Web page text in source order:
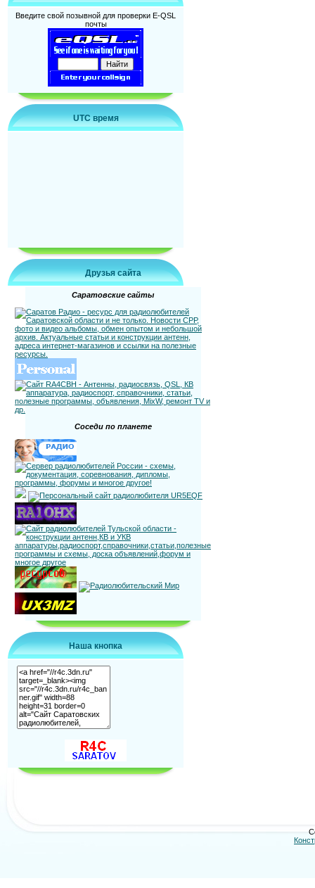
Введите свой позывной для проверки E-QSL
почты
UTC время
Друзья сайта
Саратовские сайты
Соседи по планете
Наша кнопка